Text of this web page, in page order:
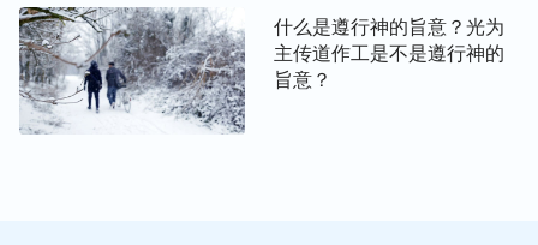
凡是信主的人都能进天国吗？（有声读物）
什么是遵行神的旨意？光为
主传道作工是不是遵行神的
旨意？